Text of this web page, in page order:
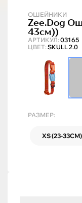
ОШЕЙНИКИ
АРТИКУЛ: 03165
Zee.Dog
43см))
ЦВЕТ: SKULL 2.0
РАЗМЕР:
XS (23-33СМ)